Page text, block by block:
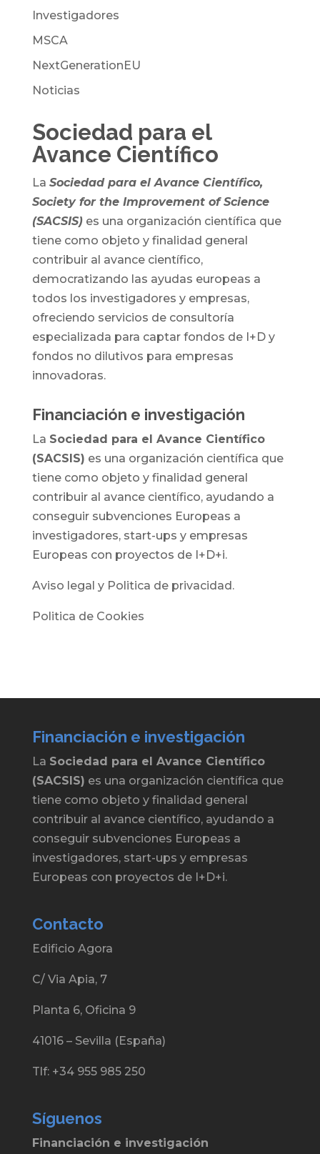
Investigadores
MSCA
NextGenerationEU
Noticias
Sociedad para el
Avance Científico
La Sociedad para el Avance Científico,
Society for the Improvement of Science
(SACSIS)es una organización científica que
tiene como objeto y finalidad general
contribuir al avance científico,
democratizando las ayudas europeas a
todos los investigadores y empresas,
ofreciendo servicios de consultoría
especializada para captar fondos de I+D y
fondos no dilutivos para empresas
innovadoras.
Financiación e investigación
La Sociedad para el Avance Científico
(SACSIS) es una organización científica que
tiene como objeto y finalidad general
contribuir al avance científico, ayudando a
conseguir subvenciones Europeas a
investigadores, start-ups y empresas
Europeas con proyectos de I+D+i.
Aviso legal y Politica de privacidad.
Politica de Cookies
Financiación e investigación
La Sociedad para el Avance Científico
(SACSIS) es una organización científica que
tiene como objeto y finalidad general
contribuir al avance científico, ayudando a
conseguir subvenciones Europeas a
investigadores, start-ups y empresas
Europeas con proyectos de I+D+i.
Contacto
Edificio Agora
C/ Via Apia, 7
Planta 6, Oficina 9
41016 – Sevilla (España)
Tlf: +34 955 985 250
Síguenos
Financiación e investigación